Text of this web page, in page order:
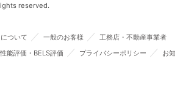
reserved.
ついて ／ 一般のお客様 ／ 工務店・不動産事業者
能評価・BELS評価 ／ プライバシーポリシー ／
お知